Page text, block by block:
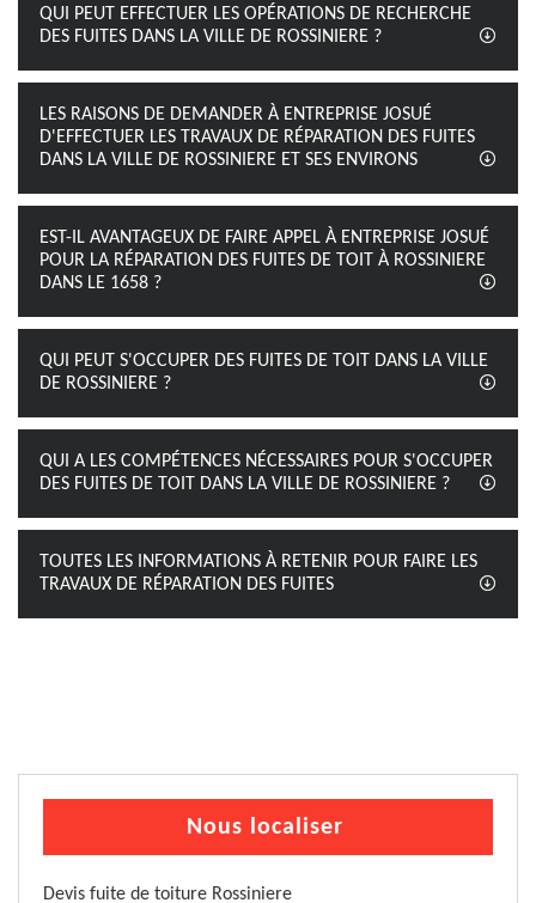
QUI PEUT EFFECTUER LES OPÉRATIONS DE RECHERCHE
DES FUITES DANS LA VILLE DE ROSSINIERE ?
LES RAISONS DE DEMANDER À ENTREPRISE JOSUÉ
D'EFFECTUER LES TRAVAUX DE RÉPARATION DES FUITES
DANS LA VILLE DE ROSSINIERE ET SES ENVIRONS
EST-IL AVANTAGEUX DE FAIRE APPEL À ENTREPRISE JOSUÉ
POUR LA RÉPARATION DES FUITES DE TOIT À ROSSINIERE
DANS LE 1658 ?
QUI PEUT S'OCCUPER DES FUITES DE TOIT DANS LA VILLE
DE ROSSINIERE ?
QUI A LES COMPÉTENCES NÉCESSAIRES POUR S'OCCUPER
DES FUITES DE TOIT DANS LA VILLE DE ROSSINIERE ?
TOUTES LES INFORMATIONS À RETENIR POUR FAIRE LES
TRAVAUX DE RÉPARATION DES FUITES
Nous localiser
Devis fuite de toiture Rossiniere